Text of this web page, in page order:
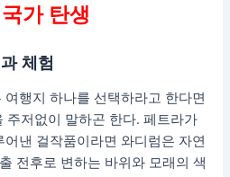
가 탄생
체험
행지 하나를 선택하라고 한다면
주저없이 말하곤 한다. 페트라가
낸 걸작품이라면 와디럼은 자연
전후로 변하는 바위와 모래의 색